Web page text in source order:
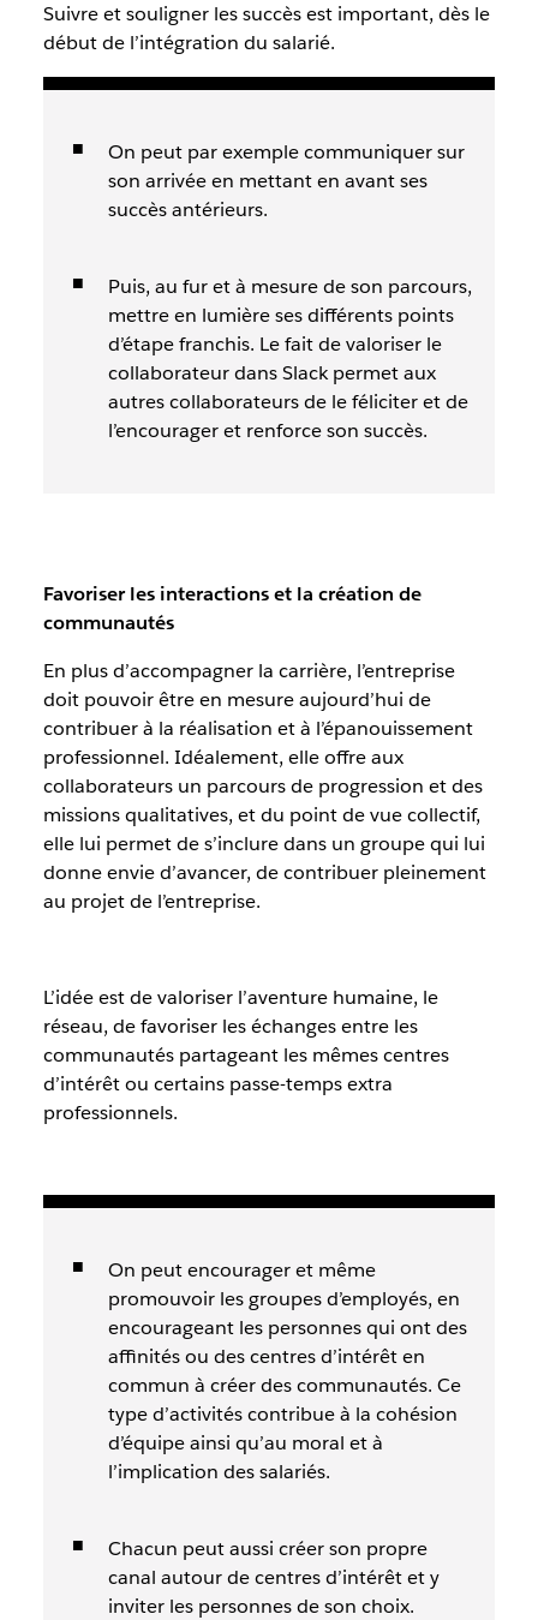
Suivre et souligner les succès est important, dès le
début de l’intégration du salarié.
On peut par exemple communiquer sur
son arrivée en mettant en avant ses
succès antérieurs.
Puis, au fur et à mesure de son parcours,
mettre en lumière ses différents points
d’étape franchis. Le fait de valoriser le
collaborateur dans Slack permet aux
autres collaborateurs de le féliciter et de
l’encourager et renforce son succès.
Favoriser les interactions et la création de
communautés
En plus d’accompagner la carrière, l’entreprise
doit pouvoir être en mesure aujourd’hui de
contribuer à la réalisation et à l’épanouissement
professionnel. Idéalement, elle offre aux
collaborateurs un parcours de progression et des
missions qualitatives, et du point de vue collectif,
elle lui permet de s’inclure dans un groupe qui lui
donne envie d’avancer, de contribuer pleinement
au projet de l’entreprise.
L’idée est de valoriser l’aventure humaine, le
réseau, de favoriser les échanges entre les
communautés partageant les mêmes centres
d’intérêt ou certains passe-temps extra
professionnels.
On peut encourager et même
promouvoir les groupes d’employés, en
encourageant les personnes qui ont des
affinités ou des centres d’intérêt en
commun à créer des communautés. Ce
type d’activités contribue à la cohésion
d’équipeainsi qu’au moral et à
l’implication des salariés.
Chacun peut aussi créer son propre
canal autour de centres d’intérêt et y
inviter les personnes de son choix.